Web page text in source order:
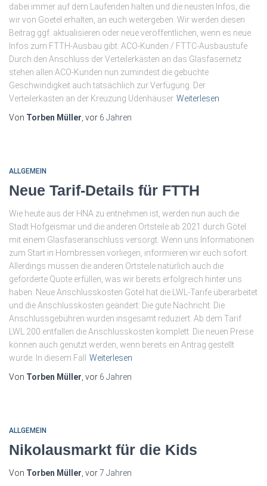
dabei immer auf dem Laufenden halten und die neusten Infos, die
wir von Goetel erhalten, an euch weitergeben. Wir werden diesen
Beitrag ggf. aktualisieren oder neue veröffentlichen, wenn es neue
Infos zum FTTH-Ausbau gibt. ACO-Kunden / FTTC-Ausbaustufe
Durch den Anschluss der Verteilerkästen an das Glasfasernetz
stehen allen ACO-Kunden nun zumindest die gebuchte
Geschwindigkeit auch tatsächlich zur Verfügung. Der
Verteilerkasten an der Kreuzung Udenhäuser Weiterlesen
Von Torben Müller , vor 6 Jahren
ALLGEMEIN
Neue Tarif-Details für FTTH
Wie heute aus der HNA zu entnehmen ist, werden nun auch die
Stadt Hofgeismar und die anderen Ortsteile ab 2021 durch Götel
mit einem Glasfaseranschluss versorgt. Wenn uns Informationen
zum Start in Hombressen vorliegen, informieren wir euch sofort.
Allerdings müssen die anderen Ortsteile natürlich auch die
geforderte Quote erfüllen, was wir bereits erfolgreich hinter uns
haben. Neue Anschlusskosten Götel hat die LWL-Tarife überarbeitet
und die Anschlusskosten geändert: Die gute Nachricht: Die
Anschlussgebühren wurden insgesamt reduziert. Ab dem Tarif
LWL 200 entfallen die Anschlusskosten komplett. Die neuen Preise
können auch genutzt werden, wenn bereits ein Antrag gestellt
wurde. In diesem Fall
Weiterlesen
Von Torben Müller , vor 6 Jahren
ALLGEMEIN
Nikolausmarkt für die Kids
Von Torben Müller , vor7 Jahren